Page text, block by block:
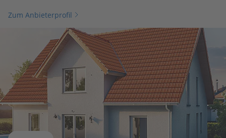
Zum Anbieterprofil